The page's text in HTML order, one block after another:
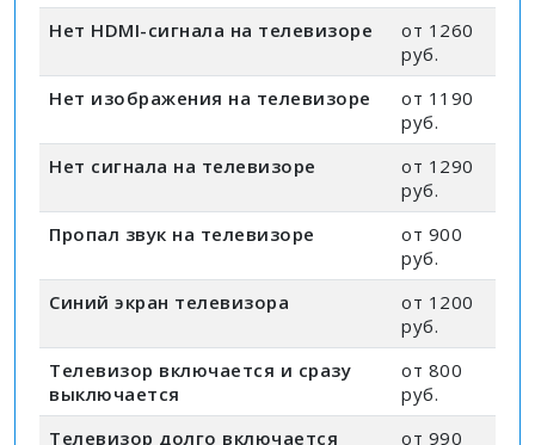
Нет HDMI-сигнала на телевизоре
от 1260
руб.
Нет изображения на телевизоре
от 1190
руб.
Нет сигнала на телевизоре
от 1290
руб.
Пропал звук на телевизоре
от 900
руб.
Синий экран телевизора
от 1200
руб.
Телевизор включается и сразу
выключается
от 800
руб.
Телевизор долго включается
от 990